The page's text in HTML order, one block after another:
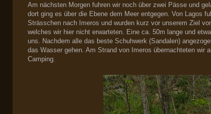
Am nächsten Morgen fuhren wir noch über zwei Pässe und
dort ging es über die Ebene dem Meer entgegen. Von Lagos
Strässchen nach Imeros und wurden kurz vor unserem Ziel
welches wir hier nicht erwarteten. Eine ca. 50m lange und
uns. Nachdem alle das beste Schuhwerk (Sandalen)
das Wasser gehen. Am Strand von Imeros übernachteten wir
Camping.